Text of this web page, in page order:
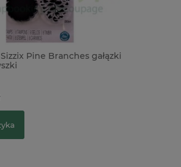
Pine Branches gałązki